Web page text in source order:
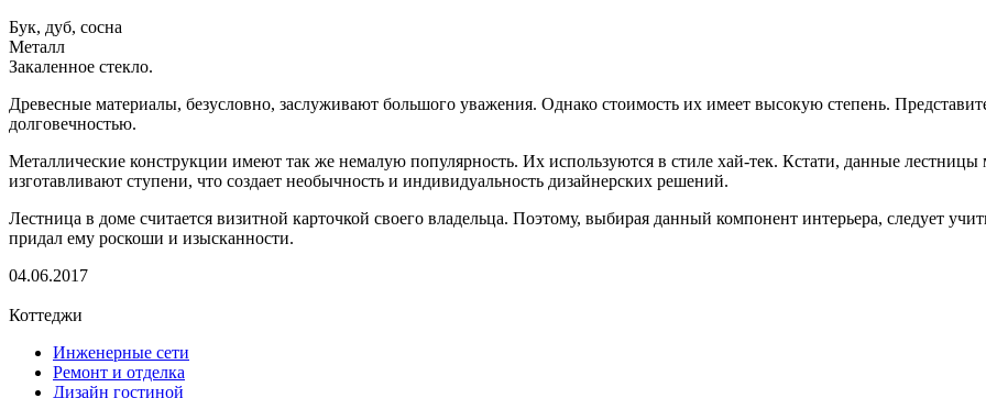
Бук, дуб, сосна
Металл
Закаленное стекло.
Древесные материалы, безусловно, заслуживают большого уважения. Однако стоимость их имеет высокую степень.
долговечностью.
Металлические конструкции имеют так же немалую популярность. Их используются в стиле хай-тек. Кстати, данные
изготавливают ступени, что создает необычность и индивидуальность дизайнерских решений.
Лестница в доме считается визитной карточкой своего владельца. Поэтому, выбирая данный компонент интерьера, следует
придал ему роскоши и изысканности.
04.06.2017
Коттеджи
Инженерные сети
Ремонт и отделка
Дизайн гостиной